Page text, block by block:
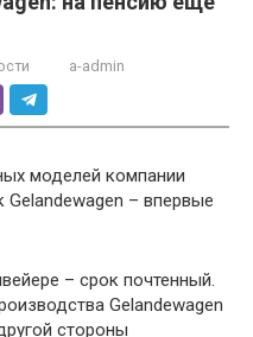
a-admin
моделей компании
– впервые
– срок почтенный.
Gelandewagen
стороны